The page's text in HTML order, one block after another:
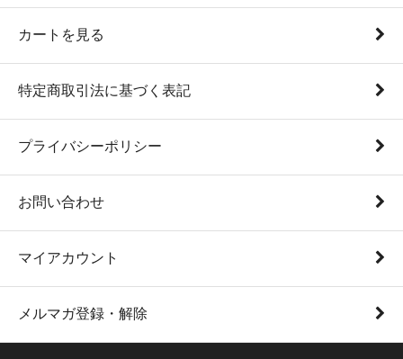
カートを見る
特定商取引法に基づく表記
プライバシーポリシー
お問い合わせ
マイアカウント
メルマガ登録・解除